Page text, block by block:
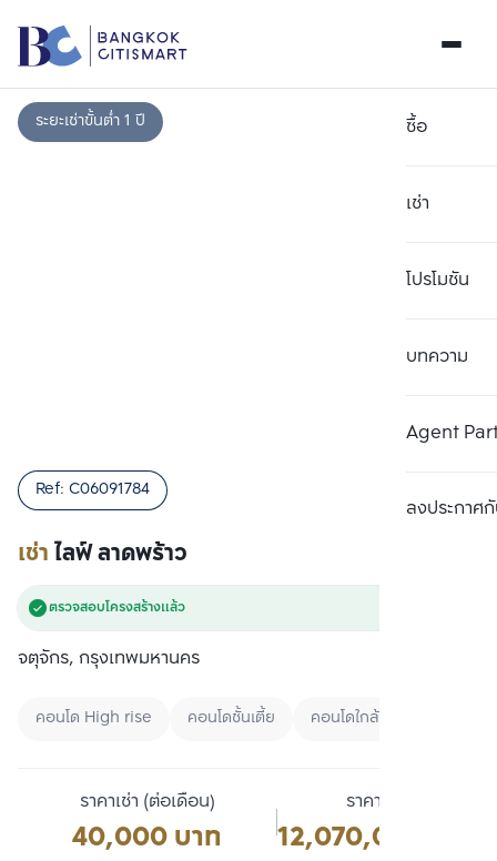
ซื้อ
เช่า
โปรโมชัน
บทความ
Agent
ลงประกาศกั
ระยะเช่าขั้นต่ำ 1 ปี
เช่าไลฟ์ ลาดพร้าว
Ref: C06091784
ตรวจสอบโครงสร้างแล้ว
จตุจักร, กรุงเทพมหานคร
คอนโด High rise คอนโดชั้นเตี้ย คอนโดใกล้สวน
ราคาขาย
12,070,000 บาท
ราคาเช่า (ต่อเดือน)
40,000 บาท
เปรียบเทียบ